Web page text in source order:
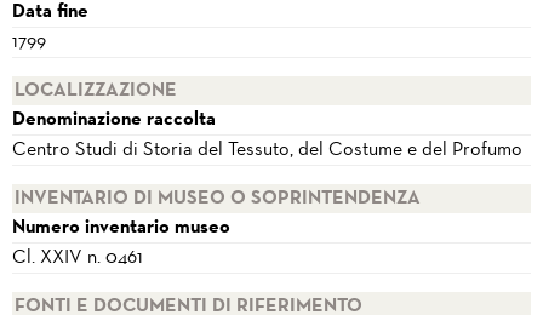
Data fine
1799
LOCALIZZAZIONE
Denominazione raccolta
Centro Studi di Storia del Tessuto, del Costume e del Profumo
INVENTARIO DI MUSEO O SOPRINTENDENZA
Numero inventario museo
Cl. XXIV n. 0461
FONTI E DOCUMENTI DI RIFERIMENTO